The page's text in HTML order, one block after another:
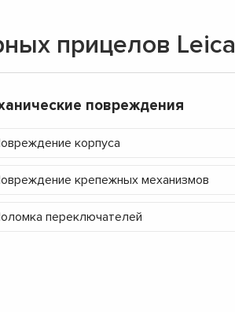
прицелов Leica
повреждения
корпуса
крепежных механизмов
переключателей